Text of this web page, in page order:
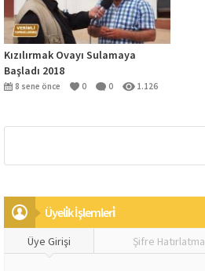
Kızılırmak Ovayı Sulamaya
Başladı 2018
8 sene önce 0 0 1.126
Üyeli̇k İşlemleri̇
Üye Girişi Şifre Hatırlatma